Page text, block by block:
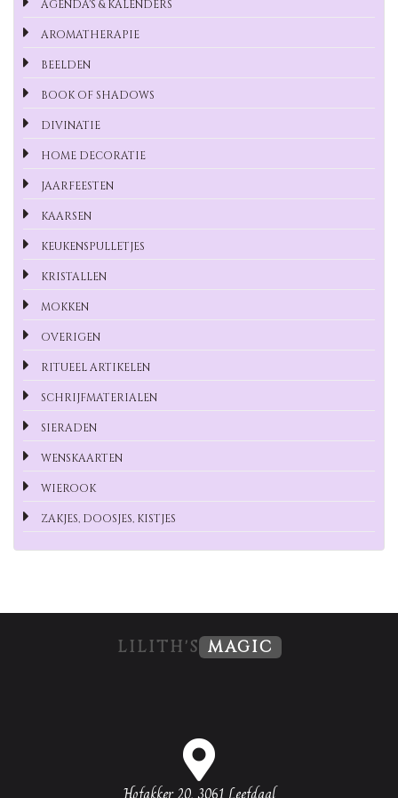
AGENDA'S & KALENDERS
AROMATHERAPIE
BEELDEN
BOOK OF SHADOWS
DIVINATIE
HOME DECORATIE
JAARFEESTEN
KAARSEN
KEUKENSPULLETJES
KRISTALLEN
MOKKEN
OVERIGEN
RITUEEL ARTIKELEN
SCHRIJFMATERIALEN
SIERADEN
WENSKAARTEN
WIEROOK
ZAKJES, DOOSJES, KISTJES
LILITH'S MAGIC